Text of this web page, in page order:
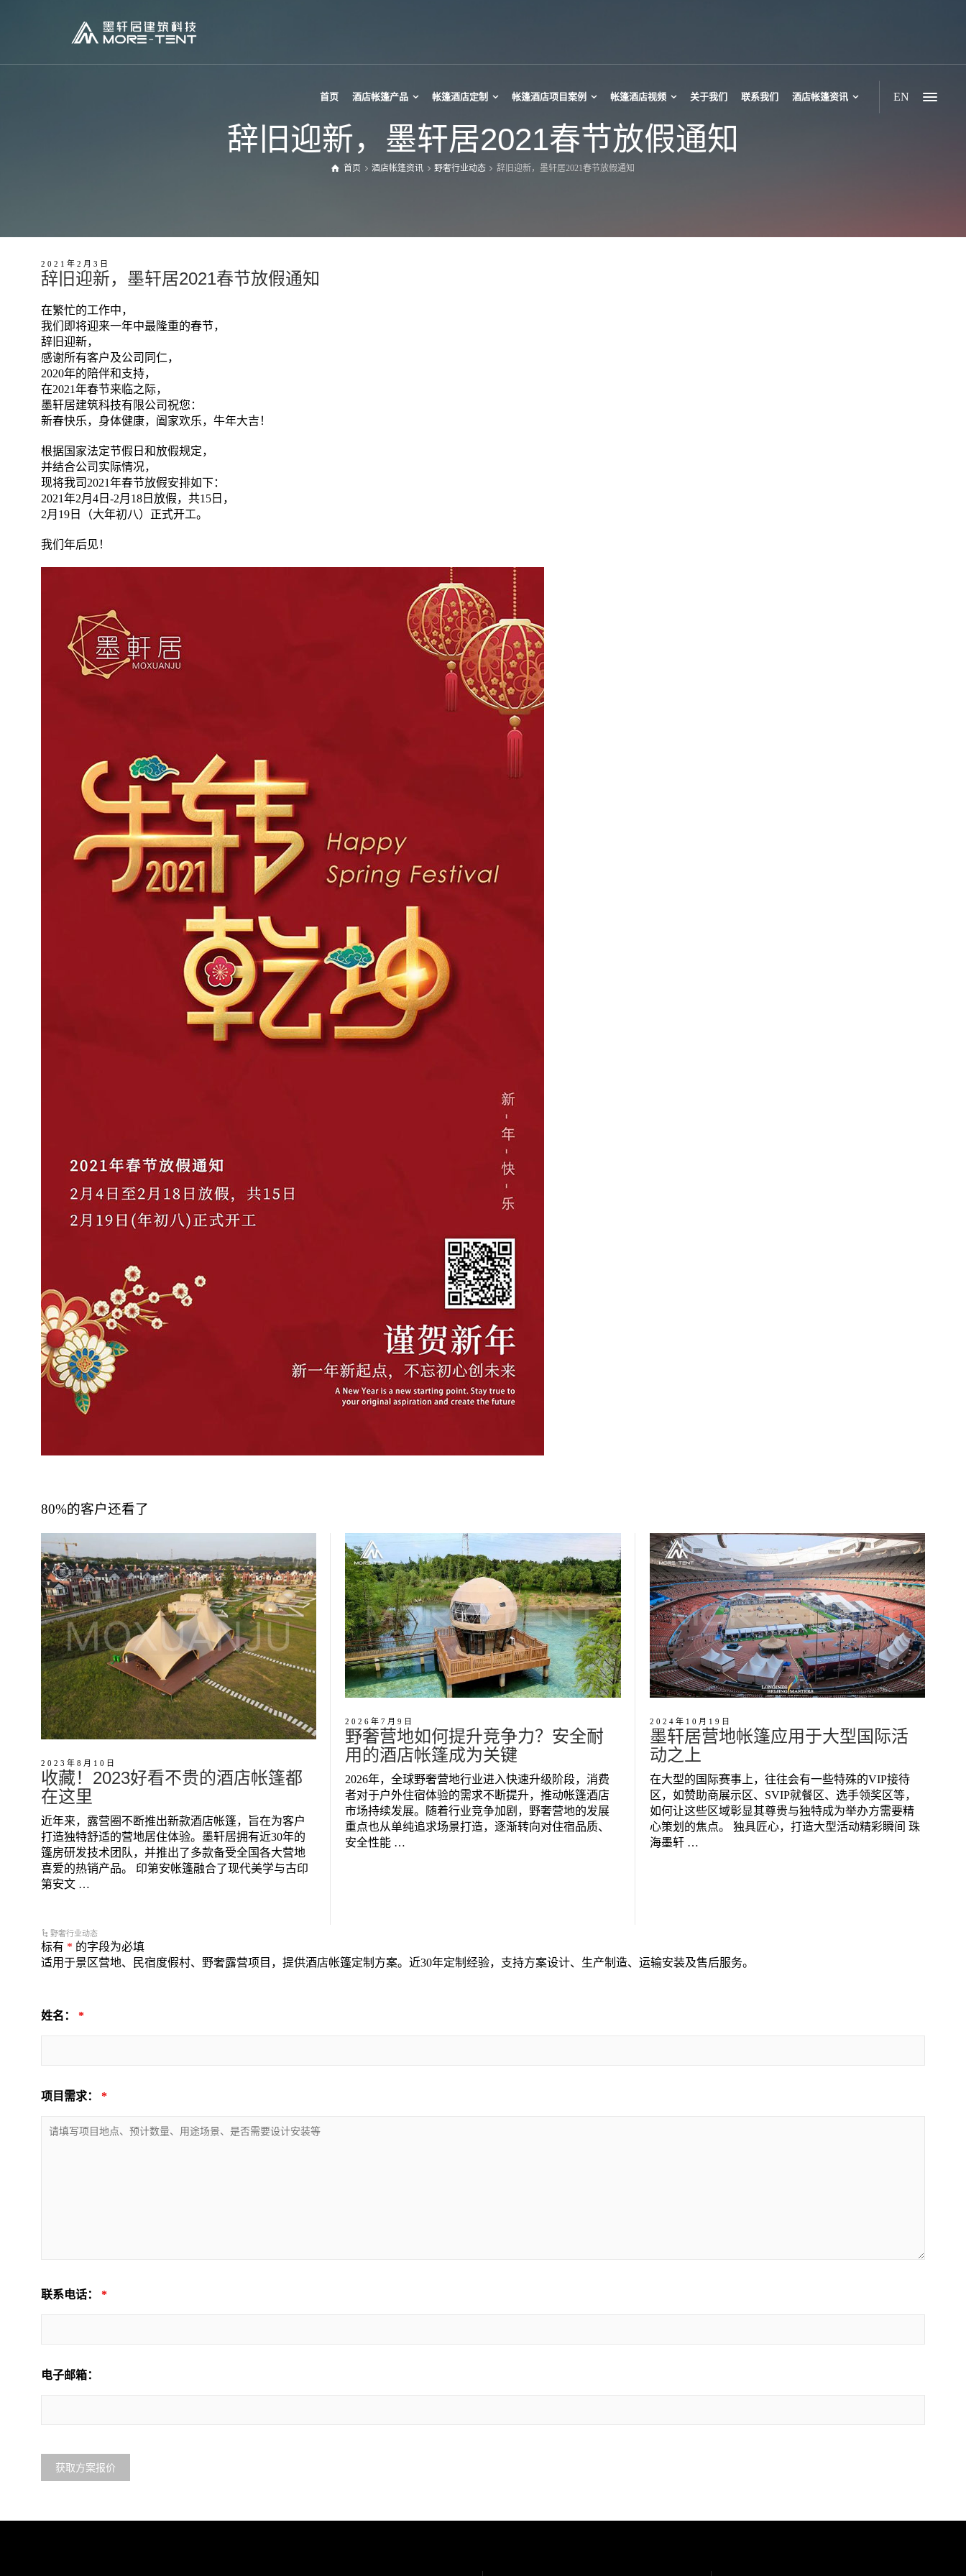
首页 酒店帐篷产品
帕诺拉玛帐篷 迷你Tipi帐篷
帐篷酒店定制 帐篷酒店项目案例 帐篷酒店视频 关于我们 联系我们 酒店帐篷资讯 EN
辞旧迎新，墨轩居2021春节放假通知
首页 酒店帐篷资讯 野奢行业动态 辞旧迎新，墨轩居2021春节放假通知
2021年2月3日
辞旧迎新，墨轩居2021春节放假通知
在繁忙的工作中，
我们即将迎来一年中最隆重的春节，
辞旧迎新，
感谢所有客户及公司同仁，
2020年的陪伴和支持，
在2021年春节来临之际，
墨轩居建筑科技有限公司祝您：
新春快乐，身体健康，阖家欢乐，牛年大吉！
根据国家法定节假日和放假规定，
并结合公司实际情况，
现将我司2021年春节放假安排如下：
2021年2月4日-2月18日放假，共15日，
2月19日（大年初八）正式开工。
我们年后见！
80%的客户还看了
2023年8月10日
收藏！2023好看不贵的酒店帐篷都
在这里
近年来，露营圈不断推出新款酒店帐篷，旨在为客户
打造独特舒适的营地居住体验。墨轩居拥有近30年的
篷房研发技术团队，并推出了多款备受全国各大营地
喜爱的热销产品。 印第安帐篷融合了现代美学与古印
第安文 …
2026年7月9日
野奢营地如何提升竞争力？安全耐
用的酒店帐篷成为关键
2026年，全球野奢营地行业进入快速升级阶段，消费
者对于户外住宿体验的需求不断提升，推动帐篷酒店
市场持续发展。随着行业竞争加剧，野奢营地的发展
重点也从单纯追求场景打造，逐渐转向对住宿品质、
安全性能 …
2024年10月19日
墨轩居营地帐篷应用于大型国际活
动之上
在大型的国际赛事上，往往会有一些特殊的VIP接待
区，如赞助商展示区、SVIP就餐区、选手领奖区等，
如何让这些区域彰显其尊贵与独特成为举办方需要精
心策划的焦点。 独具匠心，打造大型活动精彩瞬间 珠
海墨轩 …
野奢行业动态
标有 * 的字段为必填
适用于景区营地、民宿度假村、野奢露营项目，提供酒店帐篷定制方案。近30年定制经验，支持方案设计、生产制造、运输安装及售后服务。
姓名： *
项目需求： *
联系电话： *
电子邮箱：